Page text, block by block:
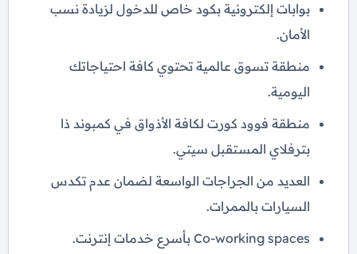
بوابات إلكترونية بكود خاص للدخول لزيادة نسب
الأمان.
منطقة تسوق عالمية تحتوي كافة احتياجاتك
اليومية.
منطقة فوود كورت لكافة الأذواق في كمبوند ذا
بترفلاي المستقبل سيتي.
العديد من الجراجات الواسعة لضمان عدم تكدس
السيارات بالممرات.
Co-working spaces بأسرع خدمات إنترنت.